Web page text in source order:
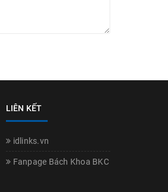
LIÊN KẾT
idlinks.vn
Fanpage Bách Khoa BKC